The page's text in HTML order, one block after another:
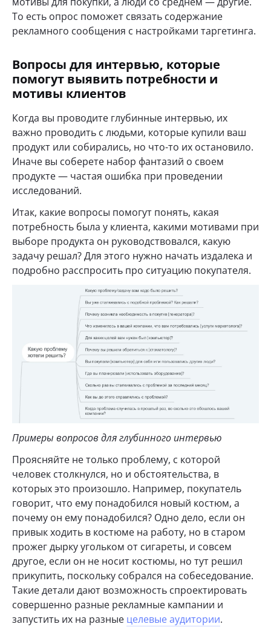
То есть опрос поможет связать содержание
рекламного сообщения с настройками таргетинга.
Вопросы для интервью, которые
помогут выявить потребности и
мотивы клиентов
Когда вы проводите глубинные интервью, их
важно проводить с людьми, которые купили ваш
продукт или собирались, но что-то их остановило.
Иначе вы соберете набор фантазий о своем
продукте — частая ошибка при проведении
исследований.
Итак, какие вопросы помогут понять, какая
потребность была у клиента, какими мотивами при
выборе продукта он руководствовался, какую
задачу решал? Для этого нужно начать издалека и
подробно расспросить про ситуацию покупателя.
Примеры вопросов для глубинного интервью
Проясняйте не только проблему, с которой
человек столкнулся, но и обстоятельства, в
которых это произошло. Например, покупатель
говорит, что ему понадобился новый костюм, а
почему он ему понадобился? Одно дело, если он
привык ходить в костюме на работу, но в старом
прожег дырку угольком от сигареты, и совсем
другое, если он не носит костюмы, но тут решил
прикупить, поскольку собрался на собеседование.
Такие детали дают возможность спроектировать
совершенно разные рекламные кампании и
запустить их на разные целевые аудитории.